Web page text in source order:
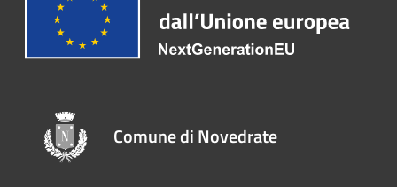
Comune di Novedrate